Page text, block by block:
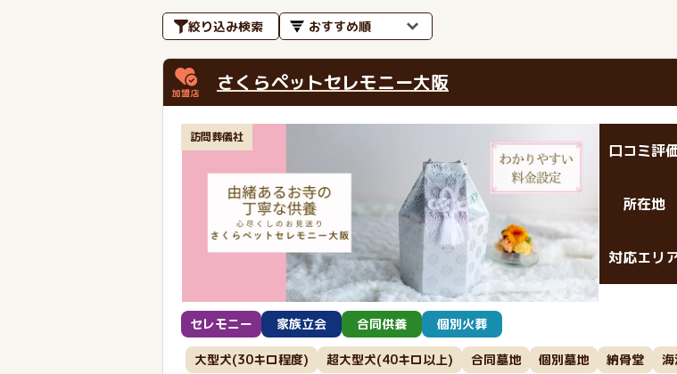
絞り込み検索
さくらペットセレモニー大阪
訪問葬儀社
口コミ評
所在地
対応エリ
セレモニー 家族立会 合同供養 個別火葬
大型犬(30キロ程度) 超大型犬(40キロ以上) 合同墓地 個別墓地 納骨堂